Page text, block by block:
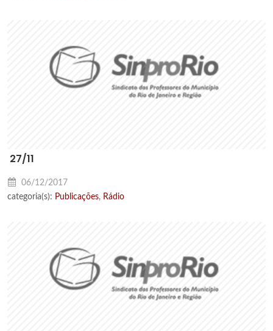
27/11
06/12/2017
categoria(s): Publicações, Rádio